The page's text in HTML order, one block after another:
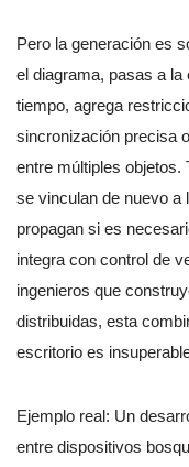
Pero la generación es
el diagrama, pasas a la
tiempo, agrega
sincronización precisa
entre múltiples objetos.
se vinculan de nuevo
propagan si es
integra con control de
ingenieros que
distribuidas, esta
escritorio es
Ejemplo real: Un
entre dispositivos